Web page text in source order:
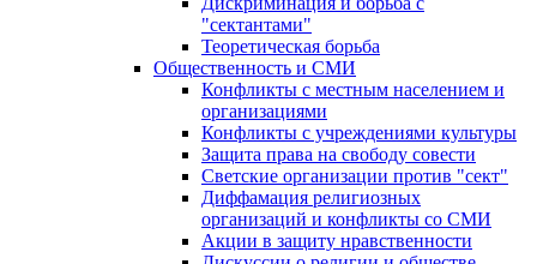
"сектантами"
Теоретическая борьба
Общественность и СМИ
Конфликты с местным населением и
организациями
Конфликты с учреждениями культуры
Защита права на свободу совести
Светские организации против "сект"
Диффамация религиозных
организаций и конфликты со СМИ
Акции в защиту нравственности